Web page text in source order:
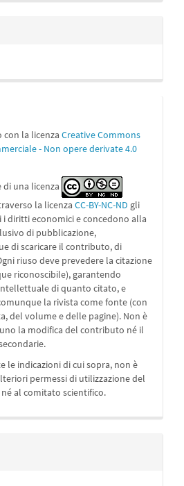
la licenza Creative Commons
- Non opere derivate 4.0
di una licenza
la licenza CC-BY-NC-ND gli
diritti economici e concedono alla
di pubblicazione,
di scaricare il contributo, di
riuso deve prevedere la citazione
riconoscibile), garantendo
di quanto citato, e
la rivista come fonte (con
del volume e delle pagine). Non è
la modifica del contributo né il
le indicazioni di cui sopra, non è
permessi di utilizzazione del
al comitato scientifico.